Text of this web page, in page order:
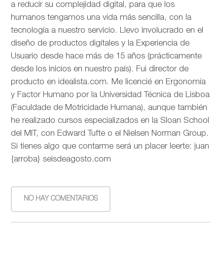
a reducir su complejidad digital, para que los
humanos tengamos una vida más sencilla, con la
tecnología a nuestro servicio. Llevo involucrado en el
diseño de productos digitales y la Experiencia de
Usuario desde hace más de 15 años (prácticamente
desde los inicios en nuestro país). Fui director de
producto en idealista.com. Me licencié en Ergonomía
y Factor Humano por la Universidad Técnica de Lisboa
(Faculdade de Motricidade Humana), aunque también
he realizado cursos especializados en la Sloan School
del MIT, con Edward Tufte o el Nielsen Norman Group.
Si tienes algo que contarme será un placer leerte: juan
{arroba} seisdeagosto.com
NO HAY COMENTARIOS